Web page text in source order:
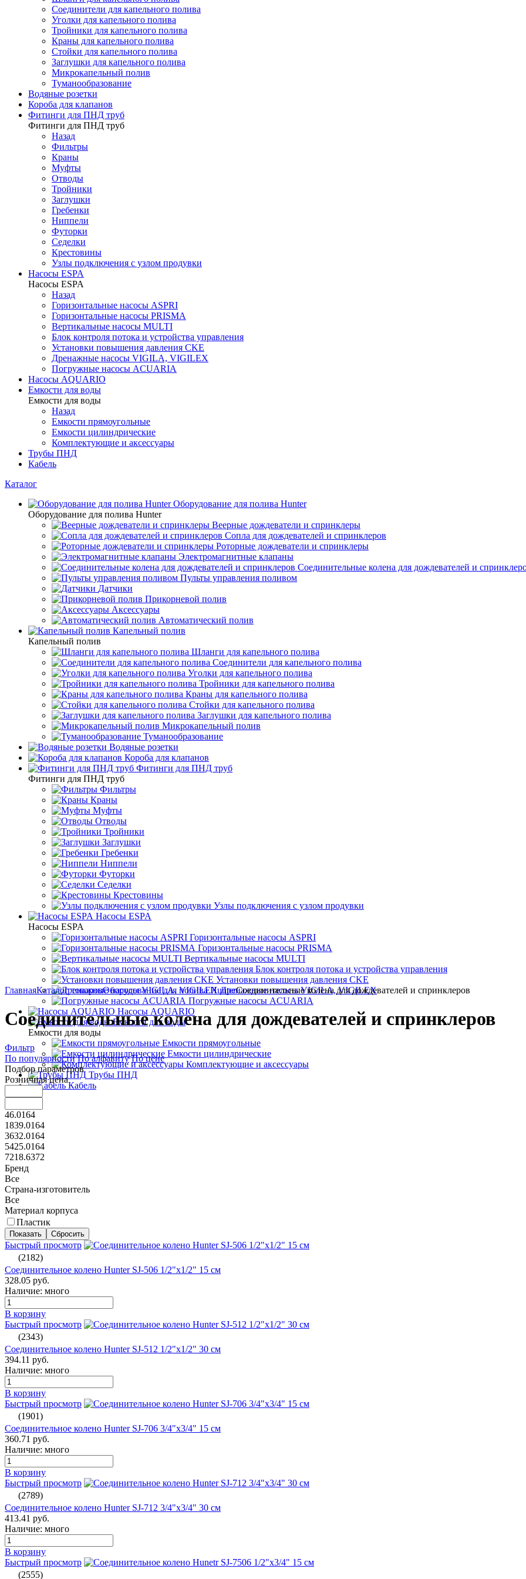
Соединители для капельного полива
Уголки для капельного полива
Тройники для капельного полива
Краны для капельного полива
Стойки для капельного полива
Заглушки для капельного полива
Микрокапельный полив
Туманообразование
Водяные розетки
Короба для клапанов
Фитинги для ПНД труб
Фитинги для ПНД труб
Назад
Фильтры
Краны
Муфты
Отводы
Тройники
Заглушки
Гребенки
Ниппели
Футорки
Седелки
Крестовины
Узлы подключения с узлом продувки
Насосы ESPA
Насосы ESPA
Назад
Горизонтальные насосы ASPRI
Горизонтальные насосы PRISMA
Вертикальные насосы MULTI
Блок контроля потока и устройства управления
Установки повышения давления CKE
Дренажные насосы VIGILA, VIGILEX
Погружные насосы ACUARIA
Насосы AQUARIO
Емкости для воды
Емкости для воды
Назад
Емкости прямоугольные
Емкости цилиндрические
Комплектующие и аксессуары
Трубы ПНД
Кабель
Каталог
Оборудование для полива Hunter
Оборудование для полива Hunter
Веерные дождеватели и спринклеры
Сопла для дождевателей и спринклеров
Роторные дождеватели и спринклеры
Электромагнитные клапаны
Соединительные колена для дождевателей и
Пульты управления поливом
Датчики
Прикорневой полив
Аксессуары
Автоматический полив
Капельный полив
Капельный полив
Шланги для капельного полива
Соединители для капельного полива
Уголки для капельного полива
Тройники для капельного полива
Краны для капельного полива
Стойки для капельного полива
Заглушки для капельного полива
Микрокапельный полив
Туманообразование
Водяные розетки
Короба для клапанов
Фитинги для ПНД труб
Фитинги для ПНД труб
Фильтры
Краны
Муфты
Отводы
Тройники
Заглушки
Гребенки
Ниппели
Футорки
Седелки
Крестовины
Узлы подключения с узлом продувки
Насосы ESPA
Насосы ESPA
Горизонтальные насосы ASPRI
Горизонтальные насосы PRISMA
Вертикальные насосы MULTI
Блок контроля потока и устройства управления
Установки повышения давления CKE
Дренажные насосы VIGILA, VIGILEX
Погружные насосы ACUARIA
Насосы AQUARIO
Емкости для воды
Емкости для воды
Емкости прямоугольные
Емкости цилиндрические
Комплектующие и аксессуары
Трубы ПНД
Кабель
ГлавнаяКаталог товаровОборудование для полива HunterСоединительные колена для дождевателей и спринклеров
Соединительные колена для дождевателей и спринклеров
Фильтр
По популярности По алфавиту По цене
Подбор параметров
Розничная цена
46.0164
1839.0164
3632.0164
5425.0164
7218.6372
Бренд
Все
Страна-изготовитель
Все
Материал корпуса
Пластик
Быстрый просмотр
(2182)
Соединительное колено Hunter SJ-506 1/2"х1/2" 15 см
328.05 руб.
Наличие: много
В корзину
Быстрый просмотр
(2343)
Соединительное колено Hunter SJ-512 1/2"х1/2" 30 см
394.11 руб.
Наличие: много
В корзину
Быстрый просмотр
(1901)
Соединительное колено Hunter SJ-706 3/4"х3/4" 15 см
360.71 руб.
Наличие: много
В корзину
Быстрый просмотр
(2789)
Соединительное колено Hunter SJ-712 3/4"х3/4" 30 см
413.41 руб.
Наличие: много
В корзину
Быстрый просмотр
(2555)